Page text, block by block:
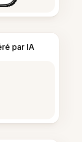
par IA